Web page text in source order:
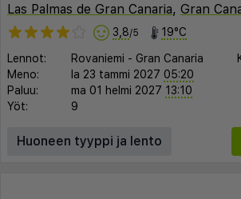
Las Palmas de Gran Canaria, Gran
3,8/5 19°C
Lennot: Rovaniemi - Gran Canaria
Meno:
la 23 tammi 2027 05:20
Paluu:
ma 01 helmi 2027 13:10
Yöt:
9
Huoneen tyyppi ja lento